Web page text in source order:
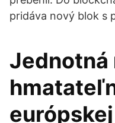
pridáva nový blok s
Jednotná